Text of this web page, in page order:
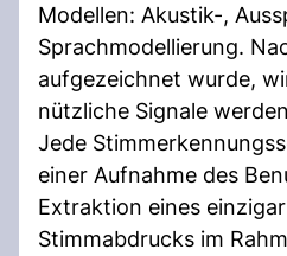
Modellen: Akustik-,
Sprachmodellierung.
aufgezeichnet wurde,
nützliche Signale
Jede
einer Aufnahme des
Extraktion eines
Stimmabdrucks im